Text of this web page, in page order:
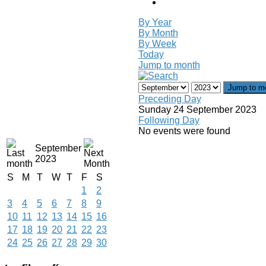
By Year
By Month
By Week
Today
Jump to month
Jump to
Preceding Day
Sunday 24 September 2023
Following Day
No events were found
September
2023
S
M T W T F
S
1
2
3
4 5 6 7 8
9
10 11 12 13 14 15 16
17 18 19 20 21 22 23
24 25 26 27 28 29 30